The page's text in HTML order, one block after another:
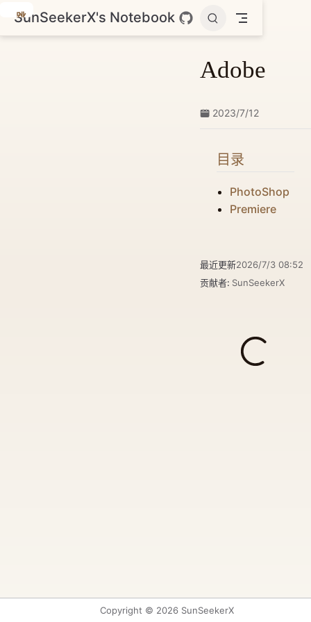
跳
至
SunSeekerX's Notebook
Adobe
2023/7/12
目录
PhotoShop
Premiere
最近更新2026/7/3 08:52
贡献者: SunSeekerX
Copyright © 2026 SunSeekerX